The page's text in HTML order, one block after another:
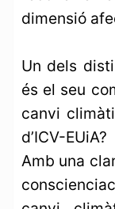
dimensió
Un dels
és el seu
canvi
d’ICV-EUiA?
Amb una